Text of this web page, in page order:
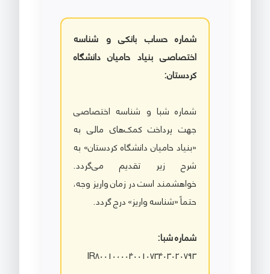
شماره حساب بانکی و شناسه
اختصاصی بنیاد حامیان دانشگاه
کردستان:
شماره شبا و شناسه اختصاصی
جهت پرداخت کمک‌های مالی به
«بنیاد حامیان دانشگاه کردستان» به
شرح زیر تقدیم می‌گردد.
خواهشمند است در زمان واریز وجه،
حتماً «شناسه واریز» درج گردد.
شماره شبا:
IR800100004001073403020793